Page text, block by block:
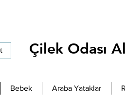
Çilek Odası
Bebek Araba Yataklar